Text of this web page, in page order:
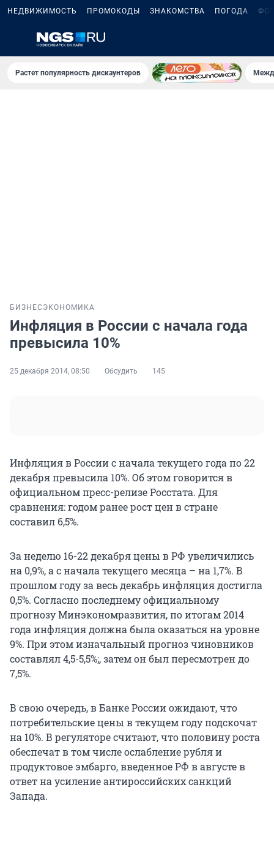
НЕДВИЖИМОСТЬ ПРОМОКОДЫ ЗНАКОМСТВА ПОГОДА
Растет популярность дискаунтеров
БИЗНЕС ЭКОНОМИКА
Инфляция в России с начала года
превысила 10%
25 декабря 2014, 08:50 Обсудить 145
Инфляция в России с начала текущего года по 22
декабря превысила 10%. Об этом говорится в
официальном пресс-релизе Росстата. Для
сравнения: годом ранее рост цен в стране
составил 6,5%.
За неделю 16-22 декабря цены в РФ увеличились
на 0,9%, а с начала текущего месяца – на 1,7%. В
прошлом году за весь декабрь инфляция достигла
0,5%. Согласно последнему официальному
прогнозу Минэкономразвития, по итогам 2014
года инфляция должна была оказаться на уровне
9%. При этом изначальный прогноз чиновников
составлял 4,5-5,5%;, затем он был пересмотрен до
7,5%.
В свою очередь, в Банке России ожидают, что
потребительские цены в текущем году подскочат
на 10%. В регуляторе считают, что половину роста
обеспечат в том числе ослабление рубля и
продуктовое эмбарго, введенное РФ в августе в
ответ на усиление антироссийских санкций
Запада.